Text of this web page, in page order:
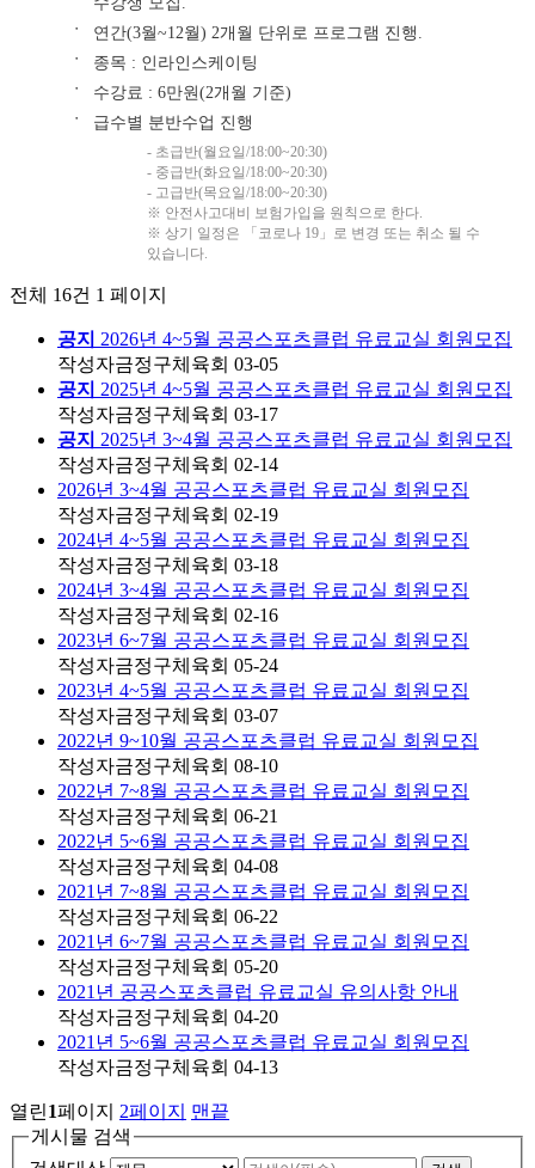
● 연간(3월~12월) 2개월 단위로 프로그램 진행.
● 종목 : 인라인스케이팅
● 수강료 : 6만원(2개월 기준)
● 급수별 분반수업 진행
- 초급반(월요일/18:00~20:30)
- 중급반(화요일/18:00~20:30)
- 고급반(목요일/18:00~20:30)
※ 안전사고대비 보험가입을 원칙으로 한다.
※ 상기 일정은 「코로나 19」로 변경 또는 취소 될 수
있습니다.
전체 16건 1 페이지
공지 2026년 4~5월 공공스포츠클럽 유료교실 회원모집
작성자금정구체육회 03-05
공지 2025년 4~5월 공공스포츠클럽 유료교실 회원모집
작성자금정구체육회 03-17
공지 2025년 3~4월 공공스포츠클럽 유료교실 회원모집
작성자금정구체육회 02-14
2026년 3~4월 공공스포츠클럽 유료교실 회원모집
작성자금정구체육회 02-19
2024년 4~5월 공공스포츠클럽 유료교실 회원모집
작성자금정구체육회 03-18
2024년 3~4월 공공스포츠클럽 유료교실 회원모집
작성자금정구체육회 02-16
2023년 6~7월 공공스포츠클럽 유료교실 회원모집
작성자금정구체육회 05-24
2023년 4~5월 공공스포츠클럽 유료교실 회원모집
작성자금정구체육회 03-07
2022년 9~10월 공공스포츠클럽 유료교실 회원모집
작성자금정구체육회 08-10
2022년 7~8월 공공스포츠클럽 유료교실 회원모집
작성자금정구체육회 06-21
2022년 5~6월 공공스포츠클럽 유료교실 회원모집
작성자금정구체육회 04-08
2021년 7~8월 공공스포츠클럽 유료교실 회원모집
작성자금정구체육회 06-22
2021년 6~7월 공공스포츠클럽 유료교실 회원모집
작성자금정구체육회 05-20
2021년 공공스포츠클럽 유료교실 유의사항 안내
작성자금정구체육회 04-20
2021년 5~6월 공공스포츠클럽 유료교실 회원모집
작성자금정구체육회 04-13
열린1페이지 2페이지
맨끝
게시물 검색